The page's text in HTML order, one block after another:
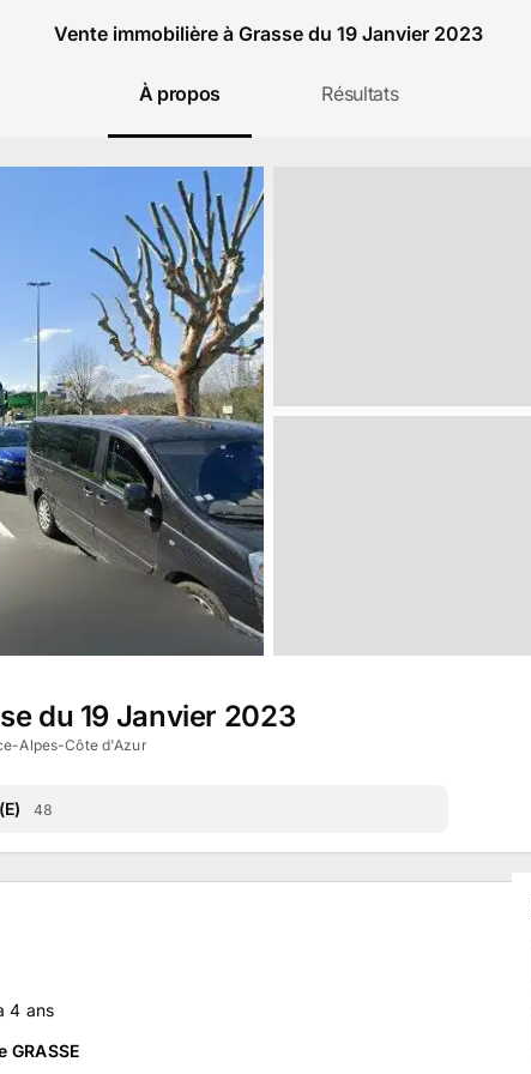
Vente immobilière à Grasse du 19 Janvier 2023
À propos Résultats
du 19 Janvier 2023
Alpes-Côte d'Azur
48
4 ans